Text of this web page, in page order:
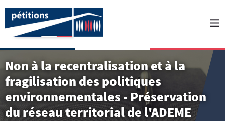
Non à la recentralisation et à la
fragilisation des politiques
environnementales - Préservation
du réseau territorial de l'ADEME